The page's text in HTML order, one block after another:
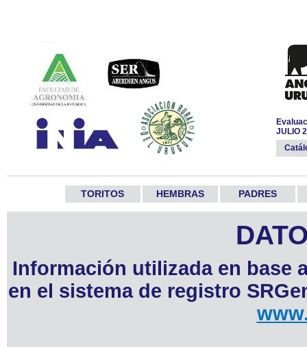
JULIO
TORITOS HEMBRAS PADRES
Información utilizada en base
en el sistema de registro